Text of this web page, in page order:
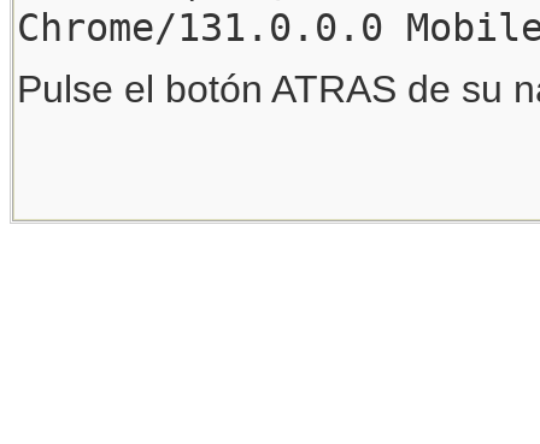
Chrome/131.0.0.0
Pulse el botón ATRAS de su